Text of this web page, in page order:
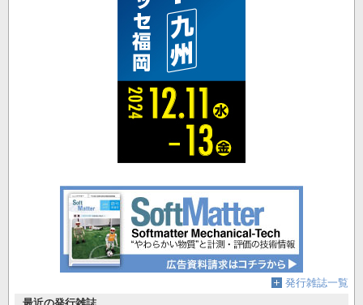
発行雑誌一覧